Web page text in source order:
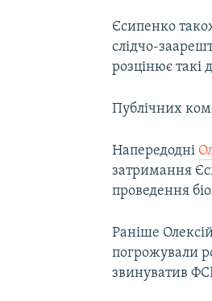
Єсипенко
слідчо-
розцінює такі
Публічних
Напередодні
затримання
проведення
Раніше
погрожували
звинуватив